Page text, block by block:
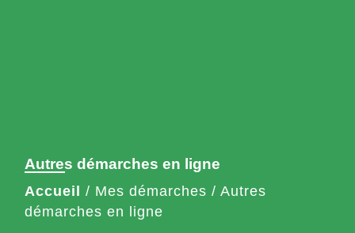
Autres démarches en ligne
Accueil / Mes démarches / Autres
démarches en ligne